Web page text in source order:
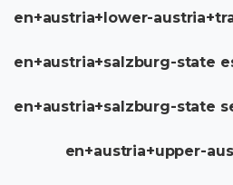
en+austria+lower-
en+austria+salzburg-state
en+austria+salzburg-state
en+austria+upper-